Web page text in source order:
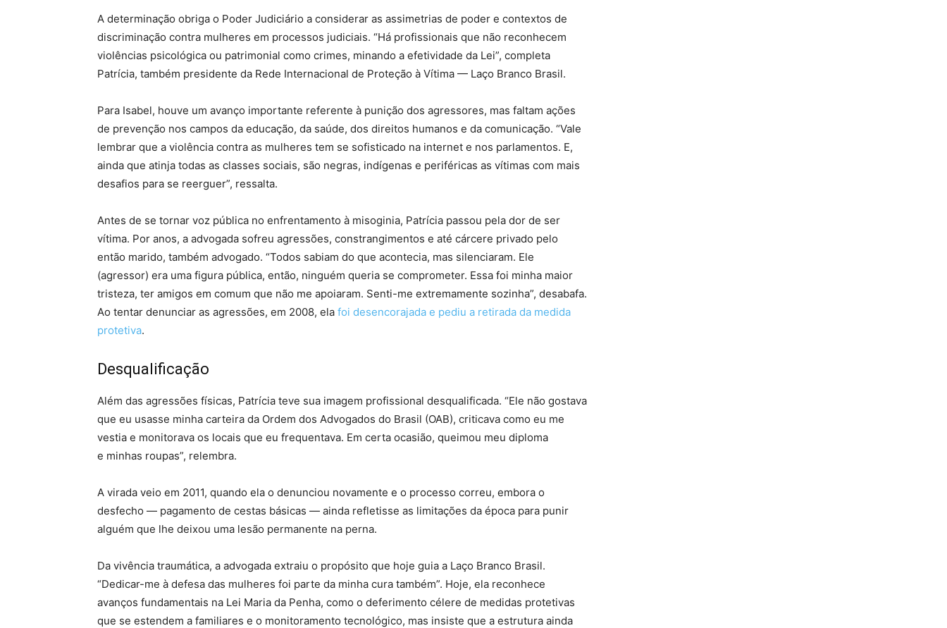
A determinação obriga o Poder Judiciário a considerar as assimetrias de poder e contextos de
discriminação contra mulheres em processos judiciais. “Há profissionais que não reconhecem
violências psicológica ou patrimonial como crimes, minando a efetividade da Lei”, completa
Patrícia, também presidente da Rede Internacional de Proteção à Vítima — Laço Branco Brasil.
Para Isabel, houve um avanço importante referente à punição dos agressores, mas faltam ações
de prevenção nos campos da educação, da saúde, dos direitos humanos e da comunicação. “Vale
lembrar que a violência contra as mulheres tem se sofisticado na internet e nos parlamentos. E,
ainda que atinja todas as classes sociais, são negras, indígenas e periféricas as vítimas com mais
desafios para se reerguer”, ressalta.
Antes de se tornar voz pública no enfrentamento à misoginia, Patrícia passou pela dor de ser
vítima. Por anos, a advogada sofreu agressões, constrangimentos e até cárcere privado pelo
então marido, também advogado. “Todos sabiam do que acontecia, mas silenciaram. Ele
(agressor) era uma figura pública, então, ninguém queria se comprometer. Essa foi minha maior
tristeza, ter amigos em comum que não me apoiaram. Senti-me extremamente sozinha”, desabafa.
Ao tentar denunciar as agressões, em 2008, ela foi desencorajada e pediu a retirada da medida
protetiva.
Desqualificação
Além das agressões físicas, Patrícia teve sua imagem profissional desqualificada. “Ele não gostava
que eu usasse minha carteira da Ordem dos Advogados do Brasil (OAB), criticava como eu me
vestia e monitorava os locais que eu frequentava. Em certa ocasião, queimou meu diploma
e minhas roupas”, relembra.
A virada veio em 2011, quando ela o denunciou novamente e o processo correu, embora o
desfecho — pagamento de cestas básicas — ainda refletisse as limitações da época para punir
alguém que lhe deixou uma lesão permanente na perna.
Da vivência traumática, a advogada extraiu o propósito que hoje guia a Laço Branco Brasil.
“Dedicar-me à defesa das mulheres foi parte da minha cura também”. Hoje, ela reconhece
avanços fundamentais na Lei Maria da Penha, como o deferimento célere de medidas protetivas
que se estendem a familiares e o monitoramento tecnológico, mas insiste que a estrutura ainda